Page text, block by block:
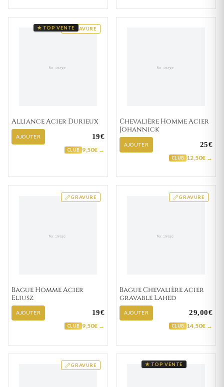
GRAVURE
★ TOP VENTE
Alliance Acier Durieux
AJOUTER 19€
CLUB 9,50€ →
Chevalière Homme Acier
Johannick
AJOUTER 25€
CLUB 12,50€ →
GRAVURE
Bague Homme Acier
Eliusz
AJOUTER 19€
CLUB 9,50€ →
GRAVURE
Bague Chevalière acier
gravable Lahed
AJOUTER 29,00€
CLUB 14,50€ →
GRAVURE ★ TOP VENTE